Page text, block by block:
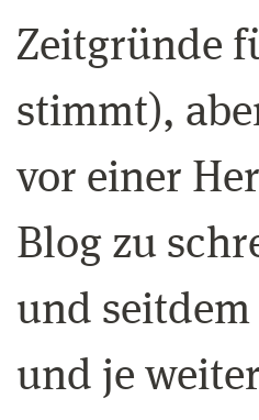
Zeitgründe
stimmt),
vor einer
Blog zu
und
und je